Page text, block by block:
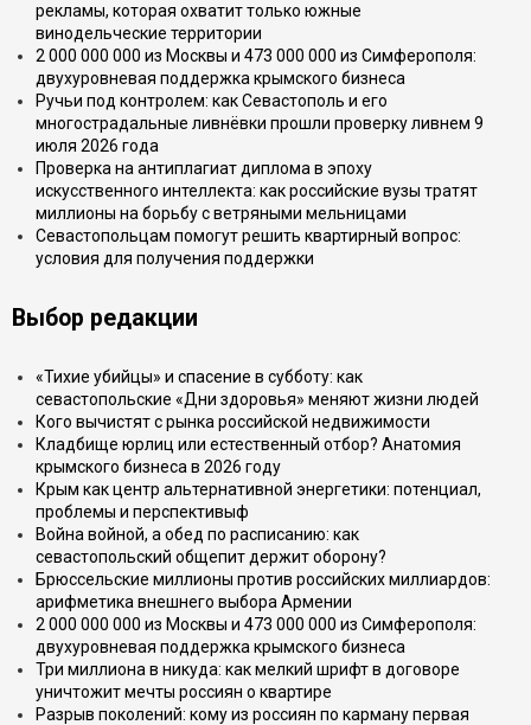
рекламы, которая охватит только южные
винодельческие территории
2 000 000 000 из Москвы и 473 000 000 из Симферополя:
двухуровневая поддержка крымского бизнеса
Ручьи под контролем: как Севастополь и его
многострадальные ливнёвки прошли проверку ливнем 9
июля 2026 года
Проверка на антиплагиат диплома в эпоху
искусственного интеллекта: как российские вузы тратят
миллионы на борьбу с ветряными мельницами
Севастопольцам помогут решить квартирный вопрос:
условия для получения поддержки
Выбор редакции
«Тихие убийцы» и спасение в субботу: как
севастопольские «Дни здоровья» меняют жизни людей
Кого вычистят с рынка российской недвижимости
Кладбище юрлиц или естественный отбор? Анатомия
крымского бизнеса в 2026 году
Крым как центр альтернативной энергетики: потенциал,
проблемы и перспективыф
Война войной, а обед по расписанию: как
севастопольский общепит держит оборону?
Брюссельские миллионы против российских миллиардов:
арифметика внешнего выбора Армении
2 000 000 000 из Москвы и 473 000 000 из Симферополя:
двухуровневая поддержка крымского бизнеса
Три миллиона в никуда: как мелкий шрифт в договоре
уничтожит мечты россиян о квартире
Разрыв поколений: кому из россиян по карману первая